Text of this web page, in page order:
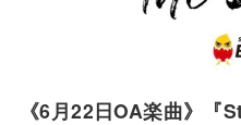
《6月22日OA楽曲》『